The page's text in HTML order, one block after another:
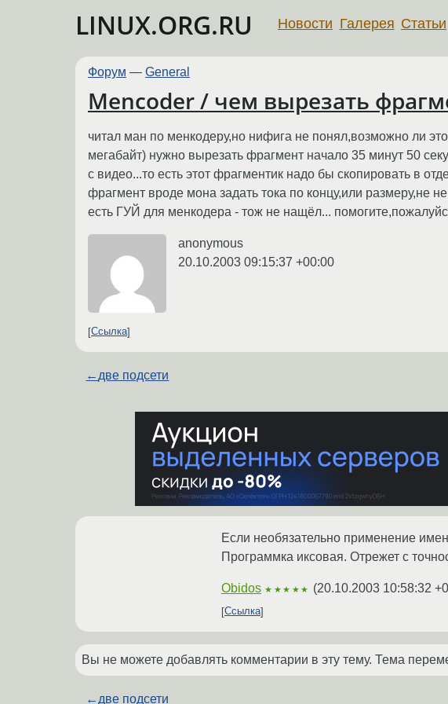
LINUX.ORG.RU Новости Галерея Статьи
Форум — General
Mencoder / чем вырезать
читал ман по менкодеру,но нифига не понял,возможно ли
мегабайт) нужно вырезать фрагмент начало 35 минут 50
с видео...то есть этот фрагментик надо бы скопировать в
фрагмент вроде мона задать тока по концу,или размеру,не
есть ГУЙ для менкодера - тож не нащёл...
anonymous
20.10.2003 09:15:37 +00:00
Ссылка
← две подсети
Если необязательно применение
Программка иксовая. Отрежет с
Obidos ★★★★★ (20.10.2003 10:58:32
Ссылка
Вы не можете добавлять комментарии в эту тему. Тема
← две подсети